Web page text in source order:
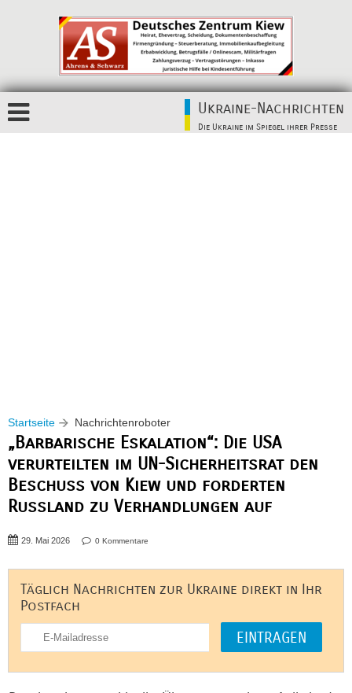
Ukraine-Nachrichten
Die Ukraine im Spiegel ihrer Presse
Startseite Nachrichtenroboter
„Barbarische Eskalation“: Die USA
verurteilten im UN-Sicherheitsrat den
Beschuss von Kiew und forderten
Russland zu Verhandlungen auf
29. Mai 2026 0 Kommentare
Täglich Nachrichten zur Ukraine direkt in Ihr
Postfach